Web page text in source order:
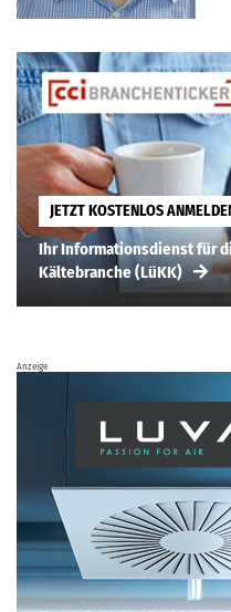
JETZT KOSTENLOS
Ihr Informationsdienst für
Kältebranche (LüKK)
Anzeige